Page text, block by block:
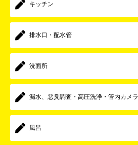
キッチン
排水口・配水管
洗面所
漏水、悪臭調査・高圧洗浄・管内カメラ
風呂